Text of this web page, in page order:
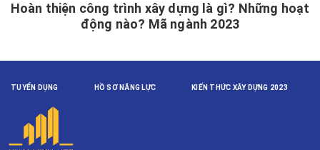
Hoàn thiện công trình xây dựng là gì? Những hoạt
động nào? Mã ngành 2023
TUYỂN DỤNG HỒ SƠ NĂNG LỰC KIẾN THỨC XÂY DỰNG 2023